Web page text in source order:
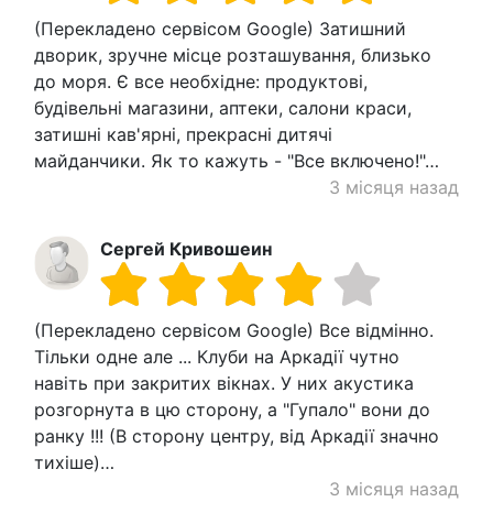
(Перекладено сервісом Google) Затишний
дворик, зручне місце розташування, близько
до моря. Є все необхідне: продуктові,
будівельні магазини, аптеки, салони краси,
затишні кав'ярні, прекрасні дитячі
майданчики. Як то кажуть - "Все включено!"…
3 місяця назад
Сергей Кривошеин
(Перекладено сервісом Google) Все відмінно.
Тільки одне але ... Клуби на Аркадії чутно
навіть при закритих вікнах. У них акустика
розгорнута в цю сторону, а "Гупало" вони до
ранку !!! (В сторону центру, від Аркадії значно
тихіше)…
3 місяця назад